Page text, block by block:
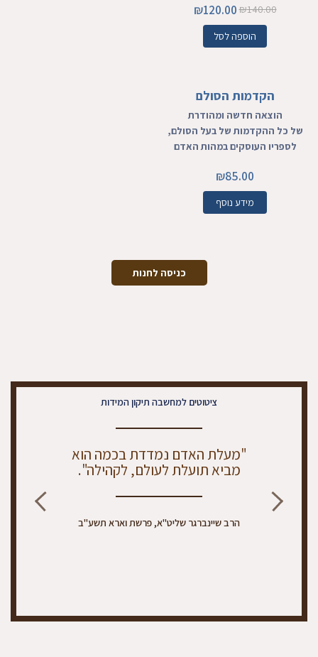
₪140.00
₪120.00
הוספה לסל
הקדמות הסולם
הוצאה חדשה ומהודרת
של כל ההקדמות של בעל הסולם,
לספריו העוסקים במהות האדם
₪85.00
מידע נוסף
כניסה לחנות
ציטוטים למחשבה תיקון המידות
"מעלת האדם נמדדת בכמה הוא
מביא תועלת לעולם, לקהילה".
הרב שיינברגר שליט"א, פרשת וארא תשע"ב